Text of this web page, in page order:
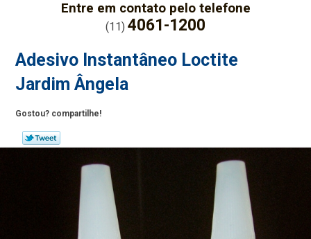
Entre em contato pelo telefone
(11) 4061-1200
Adesivo Instantâneo Loctite
Jardim Ângela
Gostou? compartilhe!